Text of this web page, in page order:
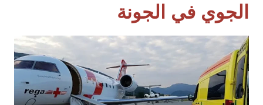
الجوي في الجونة